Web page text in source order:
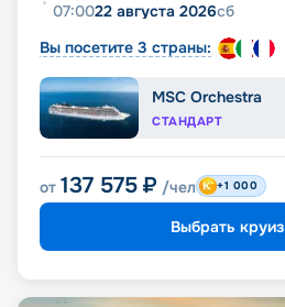
07:0022 августа 2026сб
Вы посетите 3 страны:
MSC Orchestra
СТАНДАРТ
от 137 575 ₽ /чел +1 000
Выбрать круиз